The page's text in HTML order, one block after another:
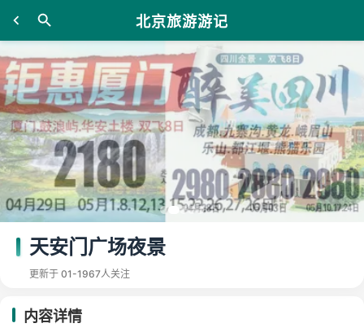
北京旅游游记
天安门广场夜景
更新于 01-1967人关注
内容详情